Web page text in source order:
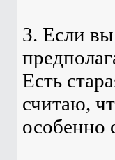
3. Если вы
Есть
считаю,
особенно